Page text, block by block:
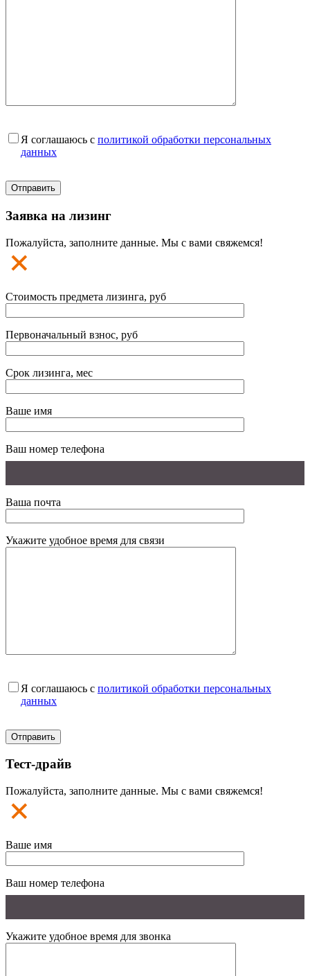
Я соглашаюсь с политикой обработки персональных
данных
Заявка на лизинг
Пожалуйста, заполните данные. Мы с вами свяжемся!
Стоимость предмета лизинга, руб
Первоначальный взнос, руб
Срок лизинга, мес
Ваше имя
Ваш номер телефона
Ваша почта
Укажите удобное время для связи
Я соглашаюсь с политикой обработки персональных
данных
Тест-драйв
Пожалуйста, заполните данные. Мы с вами свяжемся!
Ваше имя
Ваш номер телефона
Укажите удобное время для звонка